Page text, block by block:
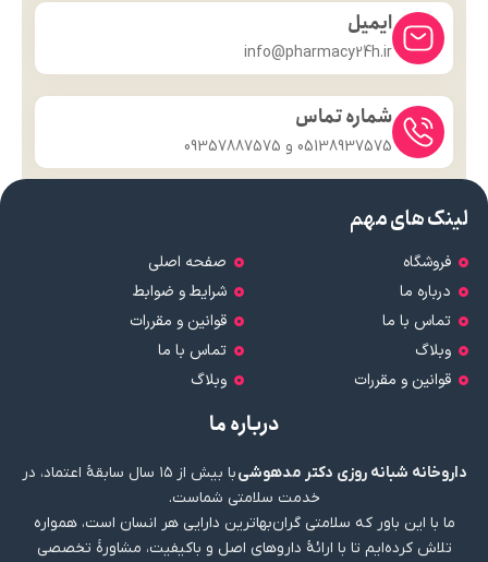
ایمیل
info@pharmacy24h.ir
شماره تماس
05138937575 و 09357887575
لینک های مهم
فروشگاه
درباره ما
تماس با ما
وبلاگ
قوانین و مقررات
صفحه اصلی
شرایط و ضوابط
قوانین و مقررات
تماس با ما
وبلاگ
درباره ما
داروخانه شبانه روزی دکتر مدهوشی
با بیش از ۱۵ سال سابقهٔ اعتماد، در
خدمت سلامتی شماست.
ما با این باور که سلامتی گران‌بهاترین دارایی هر انسان است، همواره
تلاش کرده‌ایم تا با ارائهٔ داروهای اصل و باکیفیت، مشاورهٔ تخصصی